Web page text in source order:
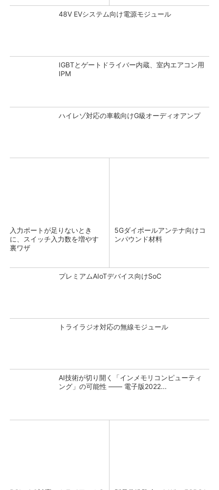
48V EVシステム向け電源モジュール
IGBTとゲートドライバー内蔵、室内エアコン用
IPM
ハイレゾ対応の車載向けG級オーディオアンプ
入力ポートが足りないとき
に、スイッチ入力数を増やす
裏ワザ
5Gダイポールアンテナ向けコ
ンパウンド材料
プレミアムAIoTデバイス向けSoC
トライラジオ対応の無線モジュール
AI技術が切り開く「インメモリコンピューティ
ング」の可能性 ―― 電子版2022...